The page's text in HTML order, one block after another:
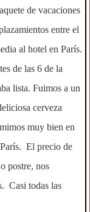
de vacaciones
entre el
al hotel en París.
de las 6 de la
lista. Fuimos a un
cerveza
muy bien en
El precio de
postre, nos
Casi todas las